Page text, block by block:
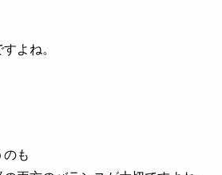
よね。
のも